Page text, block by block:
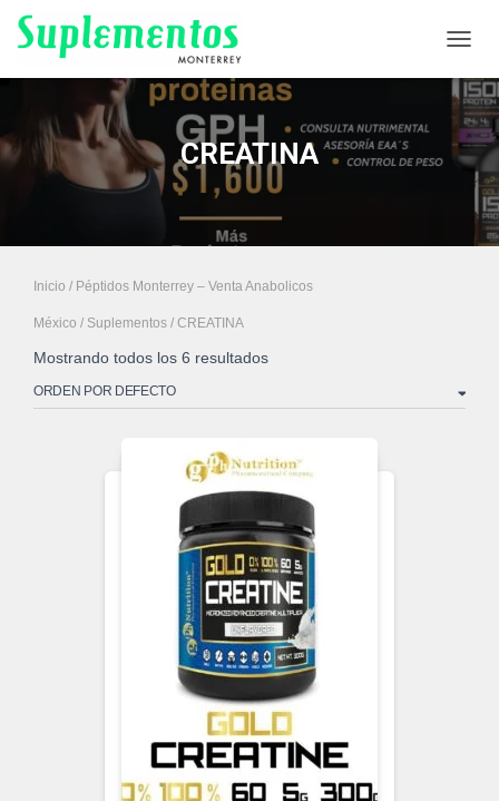
CREATINA
Inicio / Péptidos Monterrey – Venta Anabolicos
México / Suplementos / CREATINA
Mostrando todos los 6 resultados